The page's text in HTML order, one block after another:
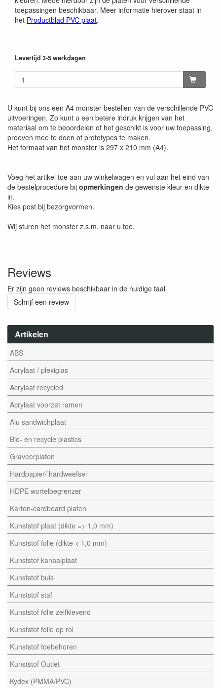
Artikelen
ABS
Acrylaat / plexiglas
Acrylaat recycled
Acrylaat voorzet ramen
Alu sandwichplaat
Bio- en recycle plastics
Graveerplaten
Hardpapier/ hardweefsel
HDPE wortelbegrenzer
Karton-cardboard platen
Kunststof plaat (dikte => 1,0 mm)
Kunststof folie (dikte < 1,0 mm)
Kunststof kanaalplaat
Kunststof buis
Kunststof staf
Kunststof folie zelfklevend
Kunststof folie op rol
Kunststof toebehoren
Kunststof Outlet
Kydex (PMMA/PVC)
toepassingen beschikbaar. Meer informatie hierover staat in
het Productblad PVC plaat.
Levertijd 3-5 werkdagen
U kunt bij ons een A4 monster bestellen van de verschillende PVC
uitvoeringen. Zo kunt u een betere indruk krijgen van het
materiaal om te beoordelen of het geschikt is voor uw toepassing,
proeven mee te doen of prototypes te maken.
Het formaat van het monster is 297 x 210 mm (A4).
Voeg het artikel toe aan uw winkelwagen en vul aan het eind van
de bestelprocedure bij opmerkingen de gewenste kleur en dikte
in.
Kies post bij bezorgvormen.
Wij sturen het monster z.s.m. naar u toe.
Reviews
Er zijn geen reviews beschikbaar in de huidige taal
Schrijf een review